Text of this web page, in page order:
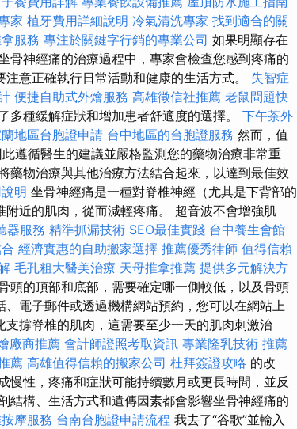
家 植牙費用詳細說明 冷氣清洗專家 找到適合的關
服務 專注於關鍵字行銷的專業公司 如果明顯存在
骨神經痛的治療過程中，專家會檢查您感到疼痛的
意正確執行日常活動和健康的生活方式。 失智症
便捷自助式外燴服務 高雄徵信社推薦 老鼠問題快
多種緩解症狀和增加患者舒適度的選擇。 下午茶外
地區台胞證申請 台中地區的台胞證服務 然而，值
遵循醫生的建議並嚴格監測您的藥物治療非常重
藥物治療與其他治療方法結合起來，以達到最佳效
明 坐骨神經痛是一種對脊椎神經（尤其是下背部的
近的肌肉，從而減輕疼痛。 超音波不會增強肌
器服務 精準抓漏技術 SEO最佳實踐 台中養生會館
經濟實惠的自助搬家選擇 推薦優秀律師 值得信賴
毛孔粗大醫美治療 天母推拿推薦 提供多元解決方
頭的頂部和底部，需要確定哪一側較低，以及骨頭
電子郵件或透過機構網站預約，您可以在網站上
撐脊椎的肌肉，這需要至少一天的肌肉刺激治
廠商推薦 會計師證照考取資訊 專業隆乳技術 推薦
薦 高雄值得信賴的搬家公司 杜拜簽證攻略 的改
慢性，疼痛和症狀可能持續數月或更長時間，並反
結構、生活方式和遺傳因素都會影響坐骨神經痛的
摩服務 台南台胞證申請流程 我去了“谷歌”並輸入